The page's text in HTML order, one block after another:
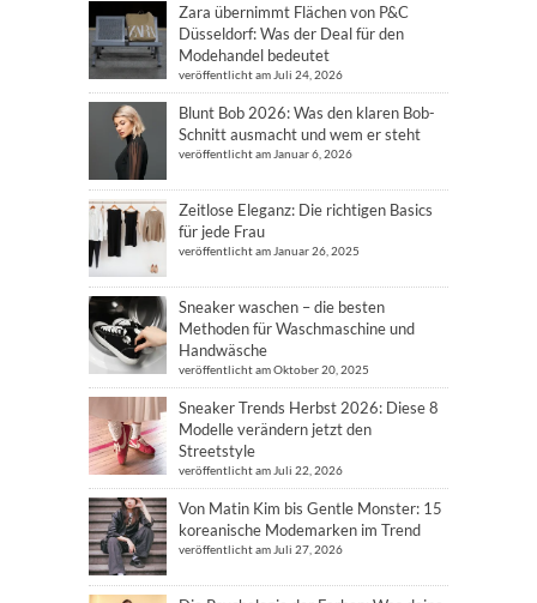
Zara übernimmt Flächen von P&C
Düsseldorf: Was der Deal für den
Modehandel bedeutet
veröffentlicht am Juli 24, 2026
Blunt Bob 2026: Was den klaren Bob-
Schnitt ausmacht und wem er steht
veröffentlicht am Januar 6, 2026
Zeitlose Eleganz: Die richtigen Basics
für jede Frau
veröffentlicht am Januar 26, 2025
Sneaker waschen – die besten
Methoden für Waschmaschine und
Handwäsche
veröffentlicht am Oktober 20, 2025
Sneaker Trends Herbst 2026: Diese 8
Modelle verändern jetzt den
Streetstyle
veröffentlicht am Juli 22, 2026
Von Matin Kim bis Gentle Monster: 15
koreanische Modemarken im Trend
veröffentlicht am Juli 27, 2026